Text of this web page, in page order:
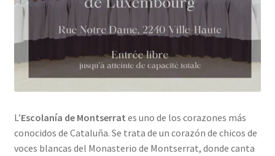
L’Escolanía de Montserrat es uno de los corazones más
conocidos de Cataluña. Se trata de un corazón de chicos de
voces blancas del Monasterio de Montserrat, donde canta